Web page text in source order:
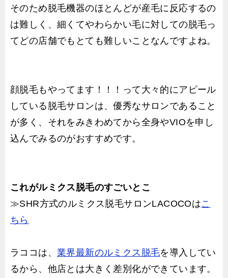
そのため脱毛機器のほとんどが産毛に反応するの
は難しく、細くてやわらかい毛に対しての脱毛っ
てどの店舗でもとても難しいことなんですよね。
顔脱毛もやってます！！！って大々的にアピール
している脱毛サロンは、優秀なサロンであること
が多く、それをみきわめてから全身やVIOを申し
込んでみるのがおすすめです。
これがルミクス脱毛のすごいとこ
≫SHR方式のルミクス脱毛サロンLACOCOはこ
ちら
ラココは、 業界最新のルミクス脱毛を導入してい
るから、他店とは大きく差別化ができています。